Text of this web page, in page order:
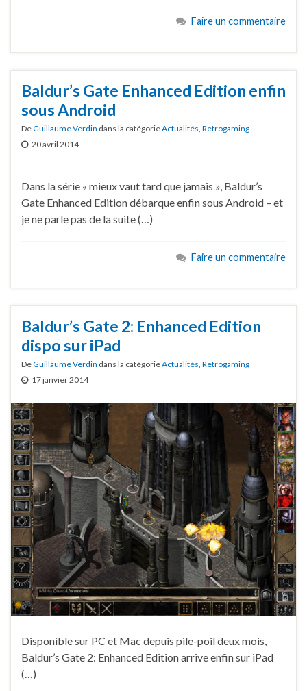
Faire un commentaire
Baldur’s Gate Enhanced Edition enfin
sous Android
DeGuillaume Verdin dans la catégorieActualités Retrogaming
20 avril 2014
Dans la série « mieux vaut tard que jamais », Baldur’s
Gate Enhanced Edition débarque enfin sous Android – et
je ne parle pas de la suite (…)
Faire un commentaire
Baldur’s Gate 2: Enhanced Edition
dispo sur iPad
DeGuillaume Verdin dans la catégorieActualités, Retrogaming
17 janvier 2014
Disponible sur PC et Mac depuis pile-poil deux mois,
Baldur’s Gate 2: Enhanced Edition arrive enfin sur iPad
(…)